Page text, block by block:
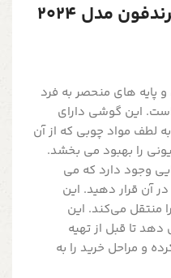
تلفن پایه دار چوبی گرندفون مدل 2024
پایه های منحصر به فرد
است. این گوشی دارای
لطف مواد چوبی که از آن
را بهبود می بخشد.
وجود دارد که می
آن قرار دهید. این
منتقل می‌کند. این
تا قبل از تهیه
و مراحل خرید را به